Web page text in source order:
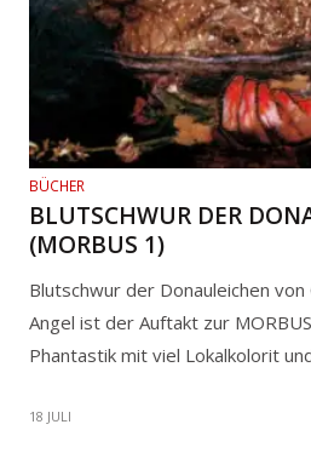
BÜCHER
BLUTSCHWUR DER
(MORBUS 1)
Blutschwur der Donauleichen
Angel ist der Auftakt zur
Phantastik mit viel Lokalkolorit
18 JULI